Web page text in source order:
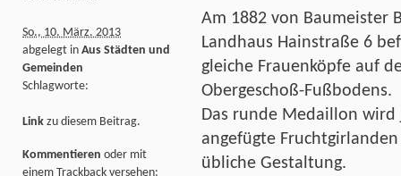
Am 1882 von Baumeister
Landhaus Hainstraße 6
gleiche Frauenköpfe auf
Obergeschoß-Fußbodens.
Das runde Medaillon
angefügte
übliche Gestaltung.
So., 10. März. 2013
abgelegt in Aus Städten und
Gemeinden
Schlagworte:
Link zu diesem Beitrag.
Kommentieren oder mit
einem Trackback versehen: